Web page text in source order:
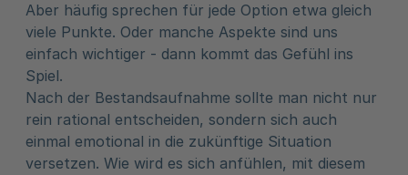
Aber häufig sprechen für jede Option etwa gleich
viele Punkte. Oder manche Aspekte sind uns
einfach wichtiger - dann kommt das Gefühl ins
Spiel.
Nach der Bestandsaufnahme sollte man nicht nur
rein rational entscheiden, sondern sich auch
einmal emotional in die zukünftige Situation
versetzen. Wie wird es sich anfühlen, mit diesem